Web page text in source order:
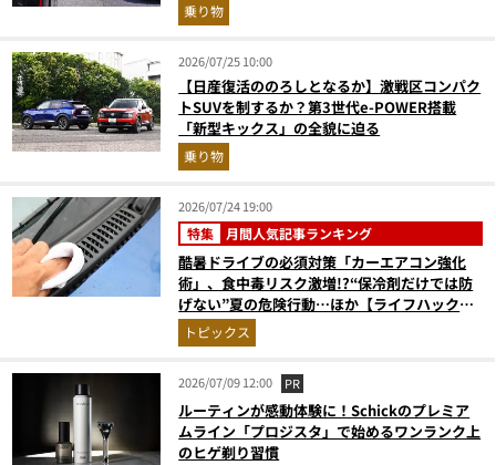
フメンテ術
乗り物
2026/07/25 10:00
【日産復活ののろしとなるか】激戦区コンパク
トSUVを制するか？第3世代e-POWER搭載
「新型キックス」の全貌に迫る
乗り物
2026/07/24 19:00
特集 月間人気記事ランキング
酷暑ドライブの必須対策「カーエアコン強化
術」、食中毒リスク激増!?“保冷剤だけでは防
げない”夏の危険行動…ほか【ライフハックの
人気記事ランキングベスト3】（2026年6月
版）
トピックス
2026/07/09 12:00 PR
ルーティンが感動体験に！Schickのプレミア
ムライン「プロジスタ」で始めるワンランク上
のヒゲ剃り習慣